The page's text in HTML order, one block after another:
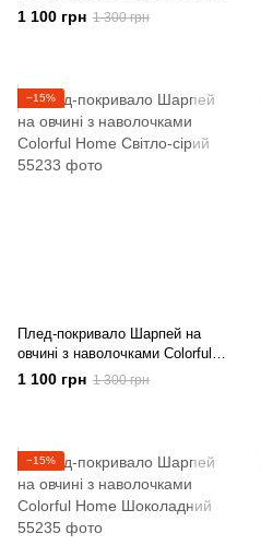
Home Капучино
1 100 грн 1 300 грн
−15%
Плед-покривало Шарпей на
овчині з наволочками Colorful
Home Світло-сірий
1 100 грн 1 300 грн
−15%